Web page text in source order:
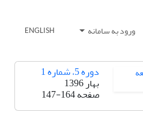
ورود به سامانه ENGLISH
دوره 5، شماره 1
بهار 1396
صفحه147-164